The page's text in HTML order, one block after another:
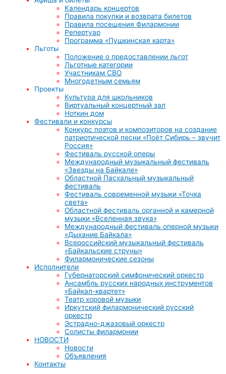
Календарь концертов
Правила покупки и возврата билетов
Правила посещения Филармонии
Репертуар
Программа «Пушкинская карта»
Льготы
Положение о предоставлении льгот
Льготные категории
Участникам СВО
Многодетным семьям
Проекты
Культура для школьников
Виртуальный концертный зал
Ноткин дом
Фестивали и конкурсы
Конкурс поэтов и композиторов на создание
патриотической песни «Поёт Сибирь – звучит
Россия»
Фестиваль русской оперы
Международный музыкальный фестиваль
«Звезды на Байкале»
Областной Пасхальный музыкальный
фестиваль
Фестиваль современной музыки «Точка
света»
Областной фестиваль органной и камерной
музыки «Вселенная звука»
Международный фестиваль оперной музыки
«Дыхание Байкала»
Всероссийский музыкальный фестиваль
«Байкальские струны»
Филармонические сезоны
Исполнители
Губернаторский симфонический оркестр
Ансамбль русских народных инструментов
«Байкал-квартет»
Театр хоровой музыки
Иркутский филармонический русский
оркестр
Эстрадно-джазовый оркестр
Солисты филармонии
НОВОСТИ
Новости
Объявления
Контакты